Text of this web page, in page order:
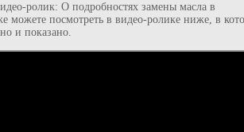
ролик: О подробностях замены масла в
можете посмотреть в видео-ролике ниже, в
и показано.